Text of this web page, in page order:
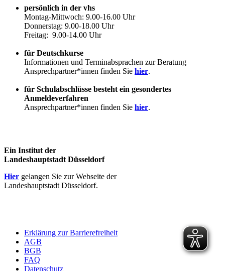
persönlich in der vhs
Montag-Mittwoch: 9.00-16.00 Uhr
Donnerstag: 9.00-18.00 Uhr
Freitag: 9.00-14.00 Uhr
für Deutschkurse
Informationen und Terminabsprachen zur Beratung
Ansprechpartner*innen finden Sie hier.
für Schulabschlüsse besteht ein gesondertes
Anmeldeverfahren
Ansprechpartner*innen finden Sie hier.
Ein Institut der
Landeshauptstadt Düsseldorf
Hier gelangen Sie zur Webseite der
Landeshauptstadt Düsseldorf.
Erklärung zur Barrierefreiheit
AGB
BGB
FAQ
Datenschutz